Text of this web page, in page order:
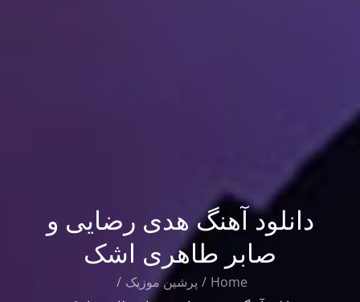
دانلود آهنگ هدی رضایی و
صابر طاهری اشک
Home
پرشین موزیک